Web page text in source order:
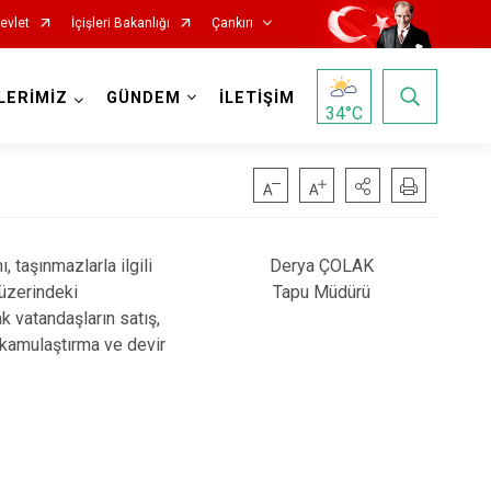
İçişleri Bakanlığı Çankırı
GÜNDEM İLETİŞİM
34°C
taşınmazlarla ilgili
satış,
ve devir
Derya ÇOLAK
Tapu Müdürü